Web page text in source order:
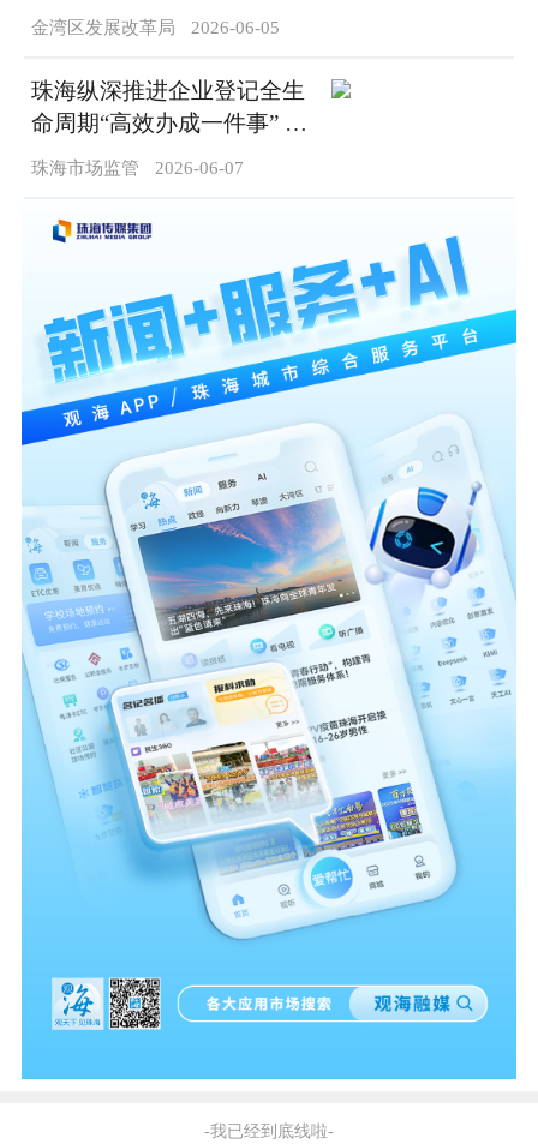
菜、政府端菜”新生态
金湾区发展改革局 2026-06-05
珠海纵深推进企业登记全生
命周期“高效办成一件事” 赋
能营商环境提质增效
珠海市场监管 2026-06-07
-我已经到底线啦-